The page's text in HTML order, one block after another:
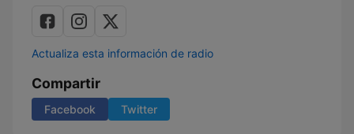
Actualiza esta información de radio
Compartir
Facebook Twitter